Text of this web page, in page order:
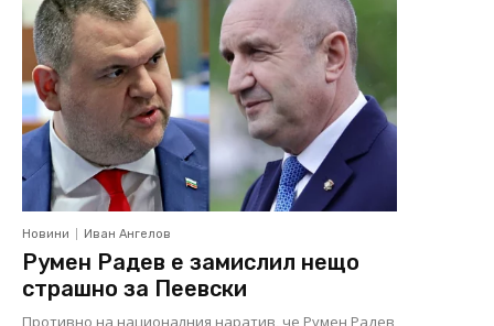
Новини Иван Ангелов
Румен Радев е замислил нещо
страшно за Пеевски